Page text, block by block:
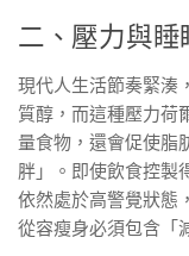
二、壓力與睡
現代人生活節奏緊湊
質醇，而這種壓力荷
量食物，還會促使脂
胖」。即使飲食控製
依然處於高警覺狀態
從容瘦身必須包含「